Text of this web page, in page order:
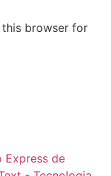
this browser for